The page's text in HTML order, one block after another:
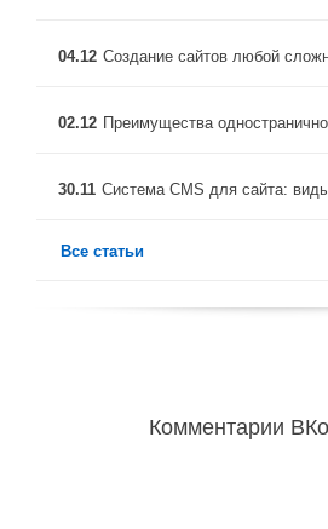
04.12 Создание сайтов любой
02.12 Преимущества
30.11 Система CMS для сайта:
Все статьи
Комментарии